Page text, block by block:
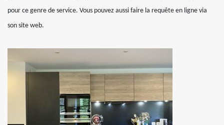
pour ce genre de service. Vous pouvez aussi faire la requête en ligne via
son site web.